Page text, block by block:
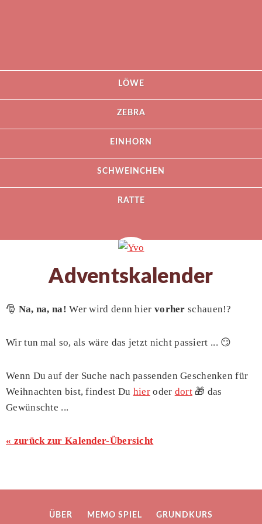
LÖWE
ZEBRA
EINHORN
SCHWEINCHEN
RATTE
Adventskalender
🎅 Na, na, na! Wer wird denn hier vorher schauen!?
Wir tun mal so, als wäre das jetzt nicht passiert ... 😏
Wenn Du auf der Suche nach passenden Geschenken für
Weihnachten bist, findest Du hieroder dort🎁 das
Gewünschte ...
« zurück zur Kalender-Übersicht
ÜBER MEMO SPIEL GRUNDKURS